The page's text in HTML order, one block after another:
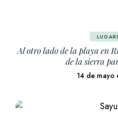
Al otro lado de la playa en
de la sierra
14 de mayo